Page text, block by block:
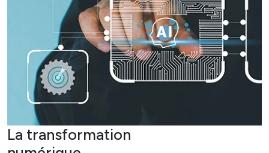
La transformation